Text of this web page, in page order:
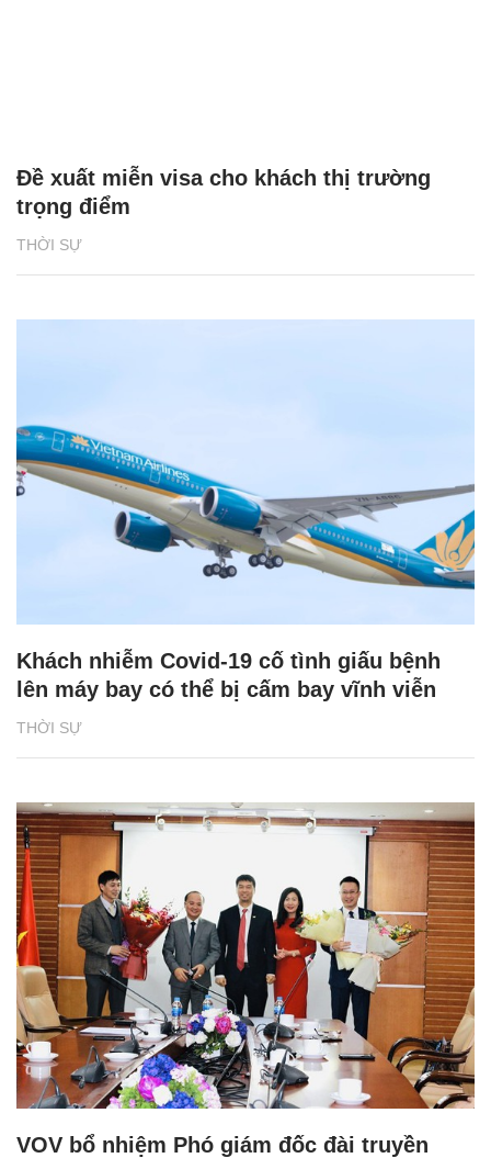
THỜI SỰ
Đề xuất miễn visa cho khách thị trường
trọng điểm
THỜI SỰ
Khách nhiễm Covid-19 cố tình giấu bệnh
lên máy bay có thể bị cấm bay vĩnh viễn
VOV bổ nhiệm Phó giám đốc đài truyền